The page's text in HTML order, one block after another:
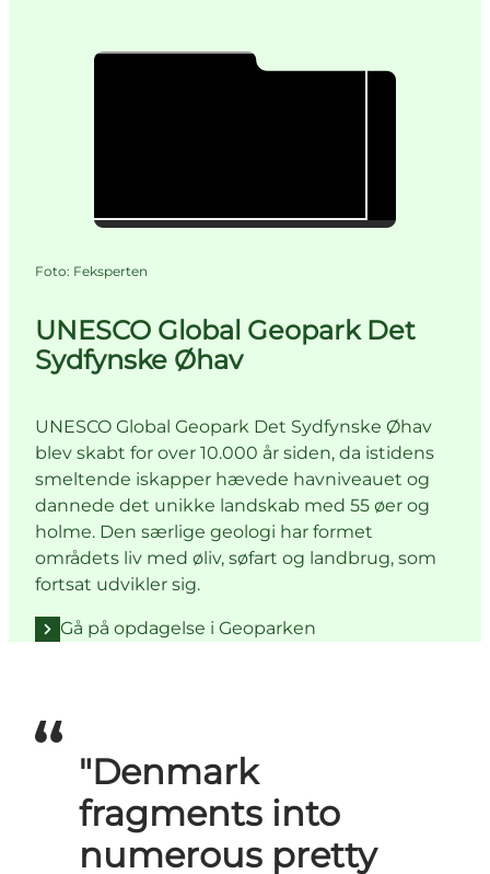
Foto: Feksperten
UNESCO Global Geopark Det
Sydfynske Øhav
UNESCO Global Geopark Det Sydfynske Øhav
blev skabt for over 10.000 år siden, da istidens
smeltende iskapper hævede havniveauet og
dannede det unikke landskab med 55 øer og
holme. Den særlige geologi har formet
områdets liv med øliv, søfart og landbrug, som
fortsat udvikler sig.
Gå på opdagelse i Geoparken
"Denmark
fragments into
numerous pretty